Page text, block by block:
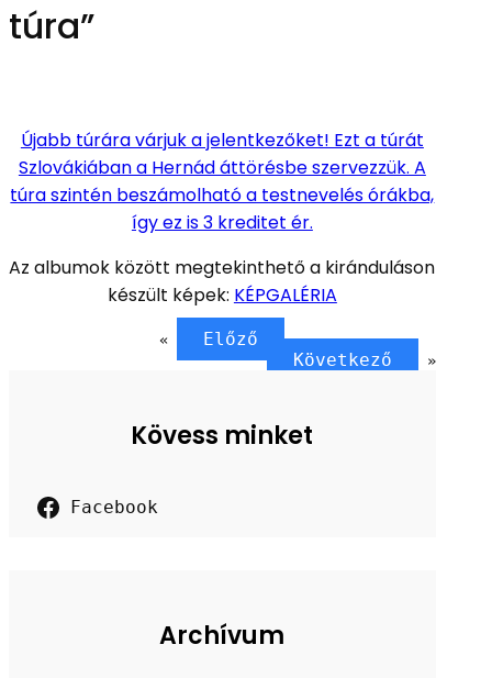
túra”
Újabb túrára várjuk a jelentkezőket! Ezt a túrát
Szlovákiában a Hernád áttörésbe szervezzük. A
túra szintén beszámolható a testnevelés órákba,
így ez is 3 kreditet ér.
Az albumok között megtekinthető a kiránduláson
készült képek: KÉPGALÉRIA
«
Előző
Következő
»
Kövess minket
Facebook
Archívum